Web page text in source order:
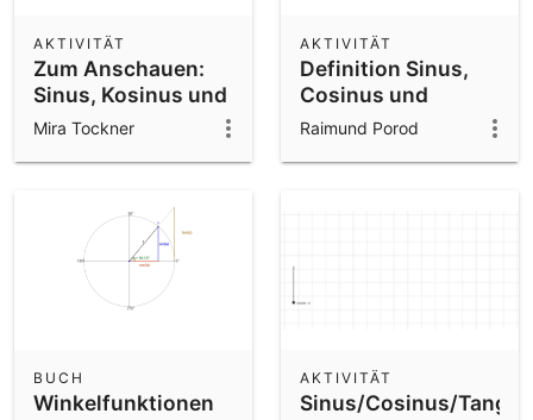
Zum Anschauen:
Sinus, Kosinus und
Tangens am
AKTIVITÄT
Mira Tockner
Definition Sinus,
Cosinus und
Tangens
AKTIVITÄT
Raimund Porod
Winkelfunktionen
BUCH
Sinus/Cosinus/
AKTIVITÄT